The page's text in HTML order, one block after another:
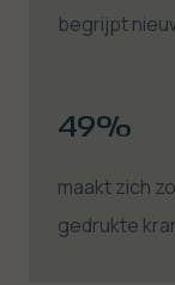
begrijpt
49%
maakt zich
gedrukte